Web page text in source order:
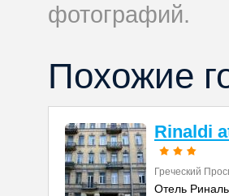
фотографий.
Похожие
Rinaldi
Греческий
Отель